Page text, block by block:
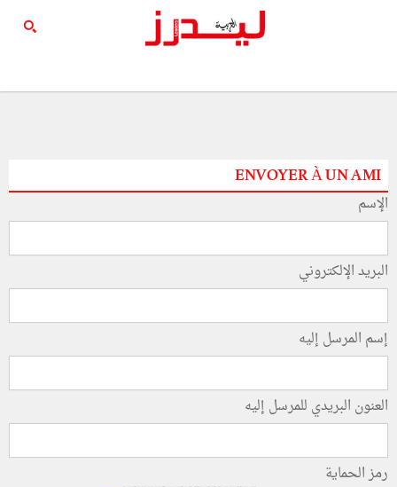
ENVOYER À UN AMI
الإسم
البريد الإلكتروني
إسم المرسل إليه
العنون البريدي للمرسل إليه
رمز الحماية